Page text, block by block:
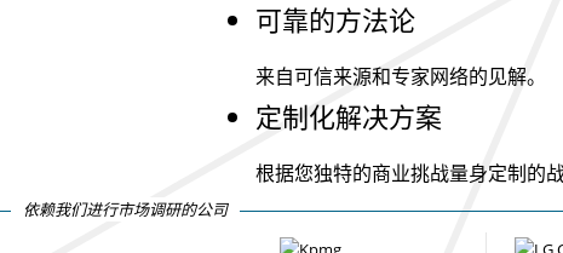
可靠的方法论
来自可信来源和专家网络的见解。
定制化解决方案
根据您独特的商业挑战量身定制的战
依赖我们进行市场调研的公司